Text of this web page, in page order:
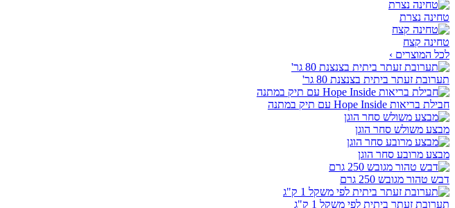
טחינה נצרת
טחינה קצח
לכל המוצרים ›
תערובת זעתר ביתית בצנצנת 80 גר'
חבילת בריאות Hope Inside עם תיק במתנה
מבצע משולש סחר הוגן
מבצע מרובע סחר הוגן
דבש טהור מגובש 250 גרם
תערובת זעתר ביתית לפי משקל 1 ק"ג